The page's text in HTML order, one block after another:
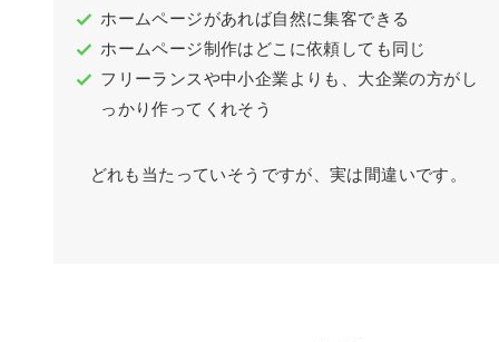
ホームページがあれば自然に集客できる
ホームページ制作はどこに依頼しても同じ
フリーランスや中小企業よりも、大企業の方がし
っかり作ってくれそう
どれも当たっていそうですが、実は間違いです。